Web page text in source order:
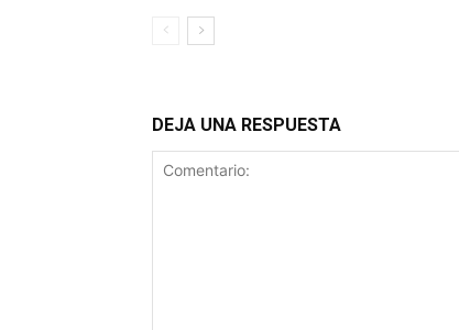
DEJA UNA RESPUESTA